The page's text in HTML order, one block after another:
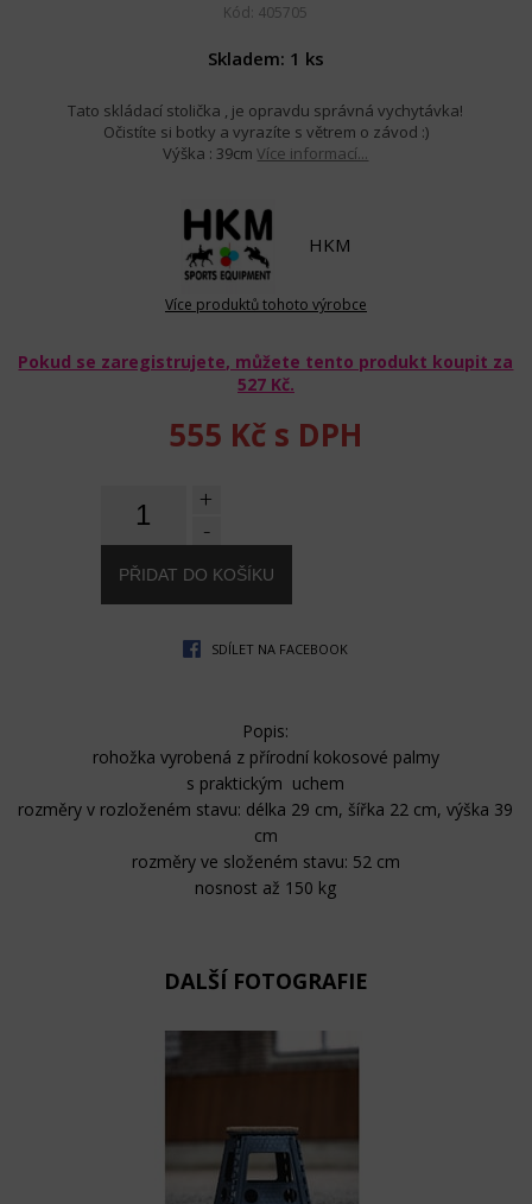
Kód: 405705
Skladem: 1 ks
Tato skládací stolička , je opravdu správná vychytávka!
Očistíte si botky a vyrazíte s větrem o závod :)
Výška : 39cmVíce informací...
HKM
Více produktů tohoto výrobce
Pokud se zaregistrujete, můžete tento produkt koupit za
527 Kč.
555 Kč s DPH
+
-
SDÍLET NA FACEBOOK
Popis:
rohožka vyrobená z přírodní kokosové palmy
s praktickým uchem
rozměry v rozloženém stavu: délka 29 cm, šířka 22 cm, výška 39
cm
rozměry ve složeném stavu: 52 cm
nosnost až 150 kg
DALŠÍ FOTOGRAFIE